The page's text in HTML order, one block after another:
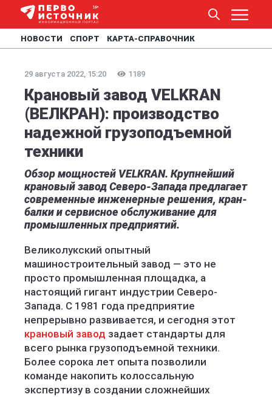
НОВОСТИ СПОРТ КАРТА-СПРАВОЧНИК
29 августа 2022, 15:20 1189
Крановый завод VELKRAN
(ВЕЛКРАН): производство
надежной грузоподъемной
техники
Обзор мощностей VELKRAN. Крупнейший
крановый завод Северо-Запада предлагает
современные инженерные решения, кран-
балки и сервисное обслуживание для
промышленных предприятий.
Великолукский опытный
машиностроительный завод — это не
просто промышленная площадка, а
настоящий гигант индустрии Северо-
Запада. С 1981 года предприятие
непрерывно развивается, и сегодня этот
крановый завод задает стандарты для
всего рынка грузоподъемной техники.
Более сорока лет опыта позволили
команде накопить колоссальную
экспертизу в создании сложнейших